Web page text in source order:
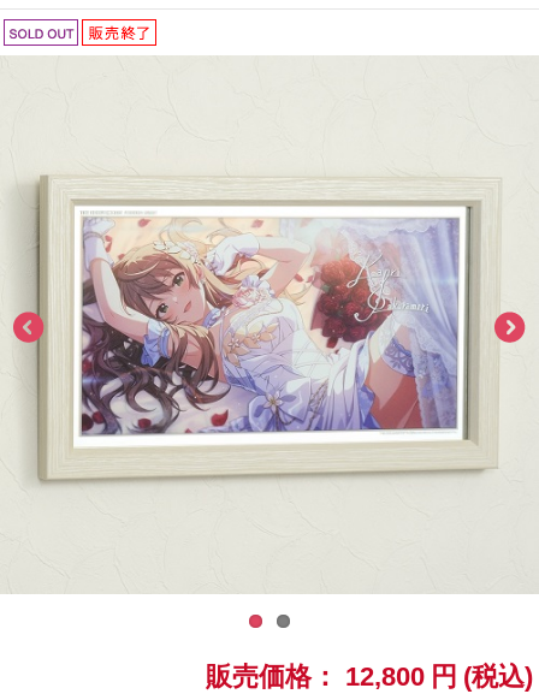
EVENT
プレミアム会員とは
アイドルマスター シャイニーカラーズ
テイルズ オブ シリーズ
太鼓の達人
ACE COMBAT
パックマン
販売価格： 12,800 円 (税込)